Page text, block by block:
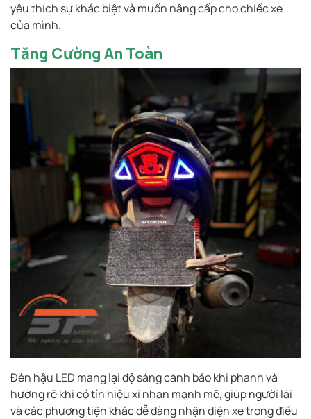
yêu thích sự khác biệt và muốn nâng cấp cho chiếc xe
của mình.
Tăng Cường An Toàn
Đèn hậu LED mang lại độ sáng cảnh báo khi phanh và
hướng rẽ khi có tín hiệu xi nhan mạnh mẽ, giúp người lái
và các phương tiện khác dễ dàng nhận diện xe trong điều